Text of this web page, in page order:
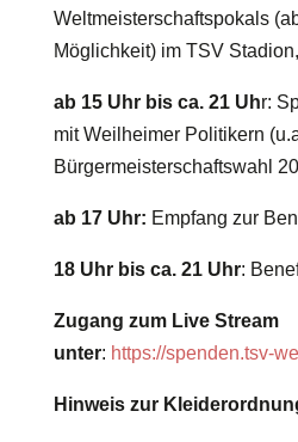
Weltmeisterschaftspokals
Möglichkeit) im TSV
ab 15 Uhr bis ca. 21 Uhr:
mit Weilheimer Politikern
Bürgermeisterschaftswahl
ab 17 Uhr: Empfang zur
18 Uhr bis ca. 21 Uhr:
Zugang zum Live Stream
unter: https://spenden.tsv-
Hinweis zur